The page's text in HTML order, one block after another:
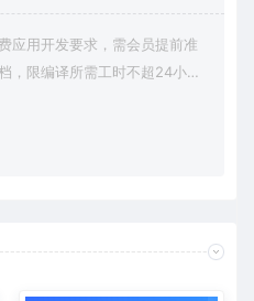
应用开发要求，需会员提前准
，限编译所需工时不超24小